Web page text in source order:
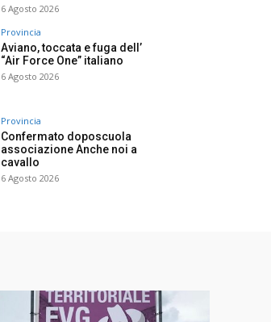
6 Agosto 2026
Provincia
Aviano, toccata e fuga dell’
“Air Force One” italiano
6 Agosto 2026
Provincia
Confermato doposcuola
associazione Anche noi a
cavallo
6 Agosto 2026